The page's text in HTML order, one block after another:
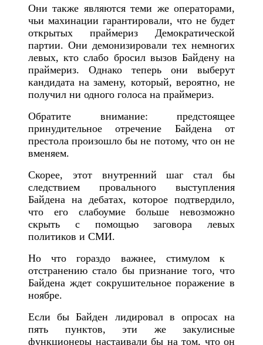
Они также являются теми же операторами,
чьи махинации гарантировали, что не будет
открытых праймериз Демократической
партии. Они демонизировали тех немногих
левых, кто слабо бросил вызов Байдену на
праймериз. Однако теперь они выберут
кандидата на замену, который, вероятно, не
получил ни одного голоса на праймериз.
Обратите внимание: предстоящее
принудительное отречение Байдена от
престола произошло бы не потому, что он не
вменяем.
Скорее, этот внутренний шаг стал бы
следствием провального выступления
Байдена на дебатах, которое подтвердило,
что его слабоумие больше невозможно
скрыть с помощью заговора левых
политиков и СМИ.
Но что гораздо важнее, стимулом к ​​
отстранению стало бы признание того, что
Байдена ждет сокрушительное поражение в
ноябре.
Если бы Байден лидировал в опросах на
пять пунктов, эти же закулисные
функционеры настаивали бы на том, что он